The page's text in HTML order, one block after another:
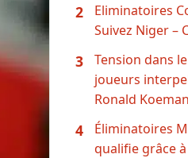
2
Eliminatoires
Suivez Niger –
3
Tension dans
joueurs
Ronald Koeman
4
Éliminatoires
qualifie grâce à